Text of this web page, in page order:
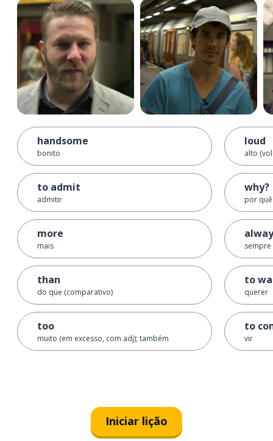
handsome
bonito
to admit
admitir
more
mais
than
do que (comparativo)
too
muito (em excesso, com adj); também
loud
alto
why?
por
sempre
to
querer
to
vir
Iniciar lição